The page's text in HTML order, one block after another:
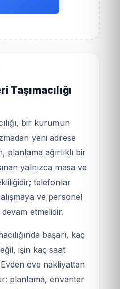
Taşımacılığı
bir kurumun
yeni adrese
planlama ağırlıklı bir
yalnızca masa ve
telefonlar
ve personel
etmelidir.
başarı, kaç
işin kaç saat
eve nakliyattan
planlama, envanter